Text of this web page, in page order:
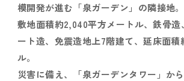
模開発が進む「泉ガーデン」の隣接地。
敷地面積約2,040平方メートル、鉄骨造
ート造、免震造地上7階建て、延床面積
ル。
災害に備え、「泉ガーデンタワー」か